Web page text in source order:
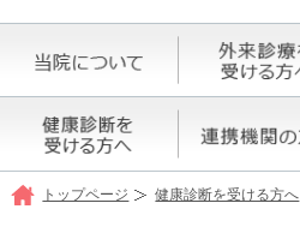
トップページ 健康診断を受ける方へ